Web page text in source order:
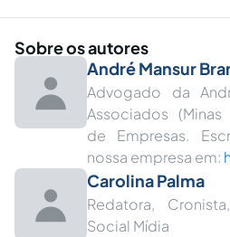
Sobre os autores
André Mansur
Advogado da
Associados
de Empresas.
nossa empresa em:
Carolina Palma
Redatora,
Social Mídia